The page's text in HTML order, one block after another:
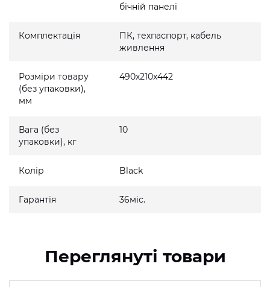
бічній панелі
Комплектація
ПК, техпаспорт, кабель
живлення
Розміри товару
(без упаковки),
мм
490x210x442
Вага (без
упаковки), кг
10
Колір Black
Гарантія 36міс.
Переглянуті товари